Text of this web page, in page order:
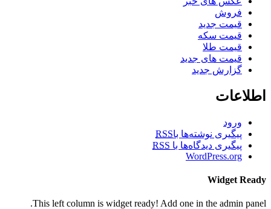
فروش
قیمت جدید
قیمت سکه
قیمت طلا
قیمت های جدید
گزارش جدید
اطلاعات
ورود
پیگیری نوشته‌ها باRSS
پیگیری دیدگاه‌ها با RSS
WordPress.org
Widget Ready
This left column is widget ready! Add one in the admin panel.